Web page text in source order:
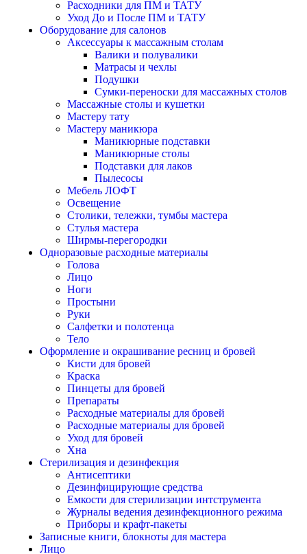
Расходники для ПМ и ТАТУ
Уход До и После ПМ и ТАТУ
Оборудование для салонов
Аксессуары к массажным столам
Валики и полувалики
Матрасы и чехлы
Подушки
Сумки-переноски для массажных столов
Массажные столы и кушетки
Мастеру тату
Мастеру маникюра
Маникюрные подставки
Маникюрные столы
Подставки для лаков
Пылесосы
Мебель ЛОФТ
Освещение
Столики, тележки, тумбы мастера
Стулья мастера
Ширмы-перегородки
Одноразовые расходные материалы
Голова
Лицо
Ноги
Простыни
Руки
Салфетки и полотенца
Тело
Оформление и окрашивание ресниц и бровей
Кисти для бровей
Краска
Пинцеты для бровей
Препараты
Расходные материалы для бровей
Расходные материалы для бровей
Уход для бровей
Хна
Стерилизация и дезинфекция
Антисептики
Дезинфицирующие средства
Емкости для стерилизации интструмента
Журналы ведения дезинфекционного режима
Приборы и крафт-пакеты
Записные книги, блокноты для мастера
Лицо